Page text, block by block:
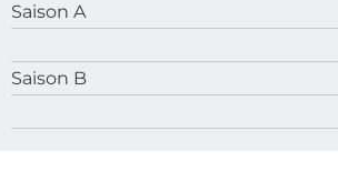
Saison A
Saison B